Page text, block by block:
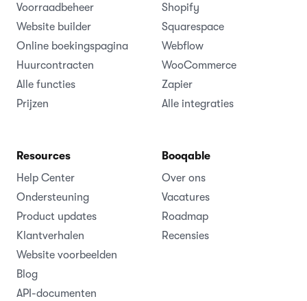
Voorraadbeheer
Website builder
Online boekingspagina
Huurcontracten
Alle functies
Prijzen
Shopify
Squarespace
Webflow
WooCommerce
Zapier
Alle integraties
Resources
Help Center
Ondersteuning
Product updates
Klantverhalen
Website voorbeelden
Blog
API-documenten
Booqable
Over ons
Vacatures
Roadmap
Recensies